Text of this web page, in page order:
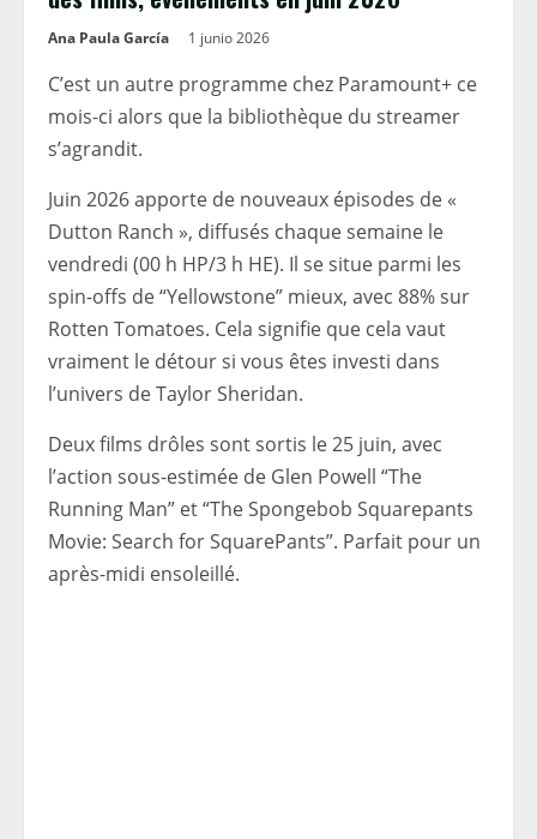
Ana Paula García 1 junio 2026
C’est un autre programme chez Paramount+ ce
mois-ci alors que la bibliothèque du streamer
s’agrandit.
Juin 2026 apporte de nouveaux épisodes de «
Dutton Ranch », diffusés chaque semaine le
vendredi (00 h HP/3 h HE). Il se situe parmi les
spin-offs de “Yellowstone” mieux, avec 88% sur
Rotten Tomatoes. Cela signifie que cela vaut
vraiment le détour si vous êtes investi dans
l’univers de Taylor Sheridan.
Deux films drôles sont sortis le 25 juin, avec
l’action sous-estimée de Glen Powell “The
Running Man” et “The Spongebob Squarepants
Movie: Search for SquarePants”. Parfait pour un
après-midi ensoleillé.